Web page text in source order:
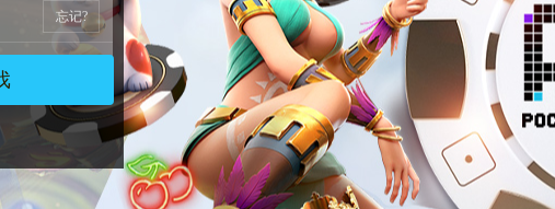
忘记?